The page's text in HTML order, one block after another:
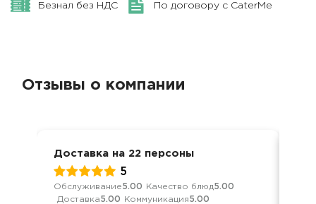
Безнал без НДС По договору с CaterMe
Отзывы о компании
Доставка на 22 персоны
5
Обслуживание5.00 Качество блюд5.00
Доставка5.00 Коммуникация5.00